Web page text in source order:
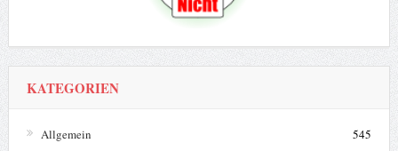
KATEGORIEN
Allgemein
545